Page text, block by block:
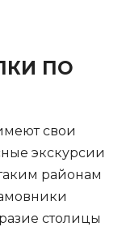
ПО
свои
экскурсии
районам
столицы